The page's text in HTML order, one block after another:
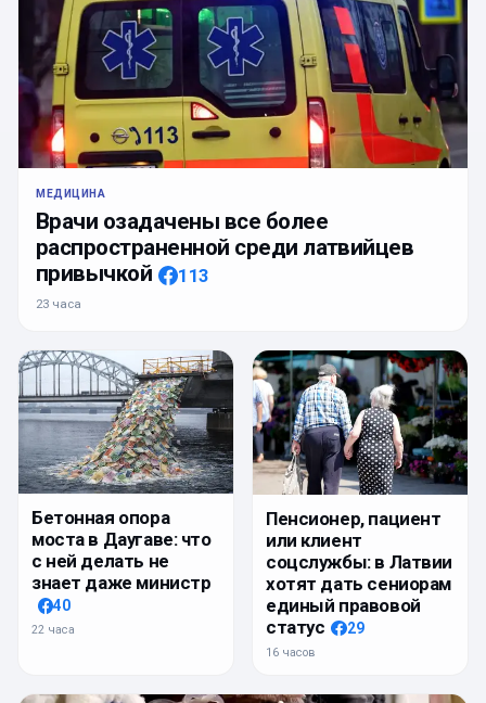
МЕДИЦИНА
Врачи озадачены все более
распространенной среди латвийцев
привычкой
113
23 часа
Бетонная опора
моста в Даугаве: что
с ней делать не
знает даже министр
40
22 часа
Пенсионер, пациент
или клиент
соцслужбы: в Латвии
хотят дать сениорам
единый правовой
статус
29
16 часов